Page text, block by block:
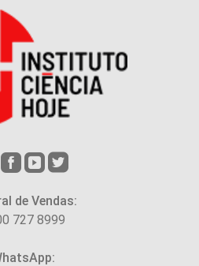
de Vendas:
727 8999